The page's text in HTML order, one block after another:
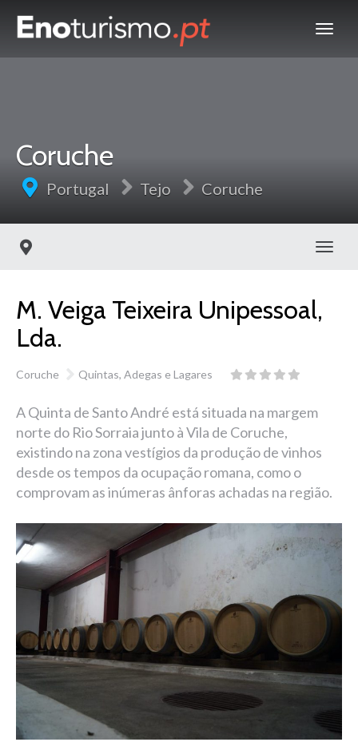
Coruche
Portugal Tejo Coruche
M. Veiga Teixeira Unipessoal,
Lda.
Coruche Quintas, Adegas e Lagares
A Quinta de Santo André está situada na margem
norte do Rio Sorraia junto à Vila de Coruche,
existindo na zona vestígios da produção de vinhos
desde os tempos da ocupação romana, como o
comprovam as inúmeras ânforas achadas na região.